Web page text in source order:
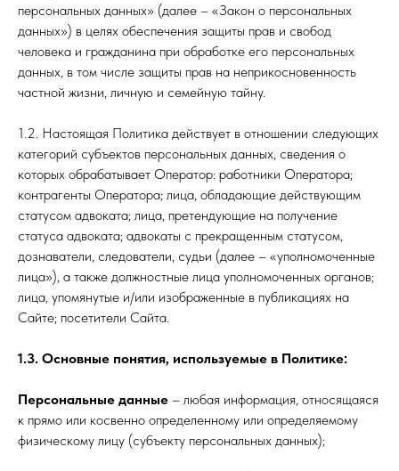
персональных данных» (далее – «Закон о персональных
данных») в целях обеспечения защиты прав и свобод
человека и гражданина при обработке его персональных
данных, в том числе защиты прав на неприкосновенность
частной жизни, личную и семейную тайну.
1.2. Настоящая Политика действует в отношении следующих
категорий субъектов персональных данных, сведения о
которых обрабатывает Оператор: работники Оператора;
контрагенты Оператора; лица, обладающие действующим
статусом адвоката; лица, претендующие на получение
статуса адвоката; адвокаты с прекращенным статусом,
дознаватели, следователи, судьи (далее – «уполномоченные
лица»), а также должностные лица уполномоченных органов;
лица, упомянутые и/или изображенные в публикациях на
Сайте; посетители Сайта.
1.3. Основные понятия, используемые в Политике:
Персональные данные – любая информация, относящаяся
к прямо или косвенно определенному или определяемому
физическому лицу (субъекту персональных данных);